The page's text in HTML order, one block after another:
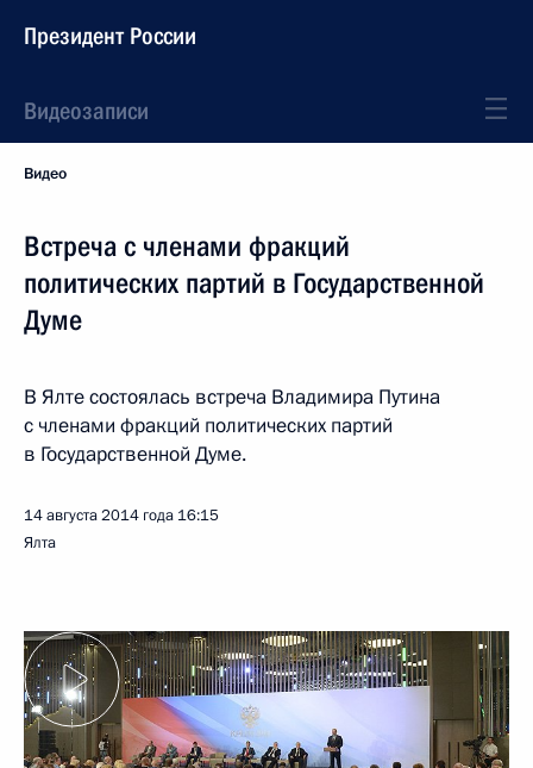
Президент России
Видеозаписи
Видео
Встреча с членами фракций
политических партий в Государственной
Думе
В Ялте состоялась встреча Владимира Путина
с членами фракций политических партий
в Государственной Думе.
14 августа 2014 года 16:15
Ялта